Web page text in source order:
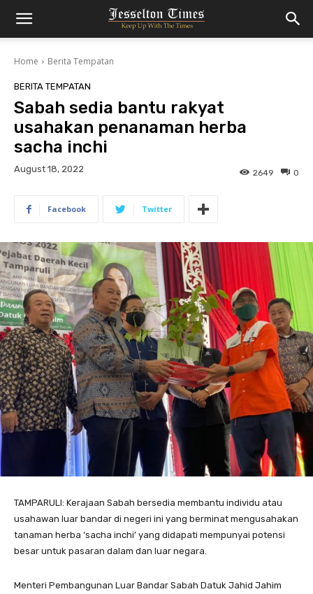
Home Berita Tempatan
BERITA TEMPATAN
Sabah sedia bantu rakyat
usahakan penanaman herba
sacha inchi
August 18, 2022 0
2649
Facebook Twitter
TAMPARULI: Kerajaan Sabah bersedia membantu individu atau
usahawan luar bandar di negeri ini yang berminat mengusahakan
tanaman herba ‘sacha inchi’ yang didapati mempunyai potensi
besar untuk pasaran dalam dan luar negara.
Menteri Pembangunan Luar Bandar Sabah Datuk Jahid Jahim